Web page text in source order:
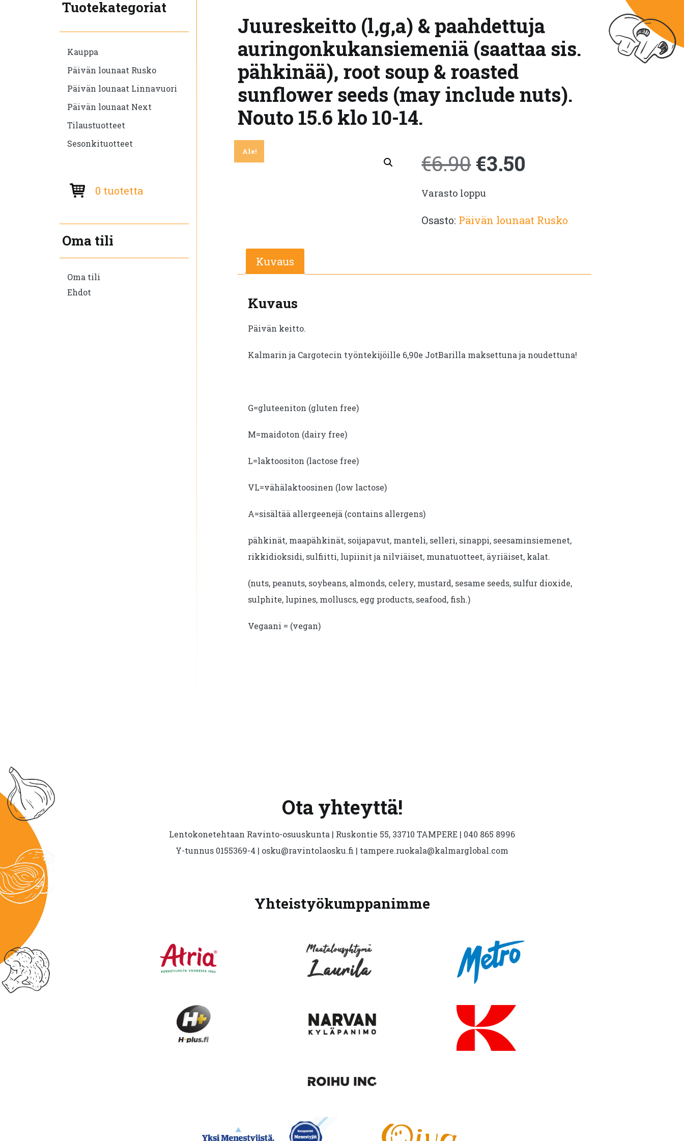
Tuotekategoriat
Kauppa
Päivän lounaat Rusko
Päivän lounaat Linnavuori
Päivän lounaat Next
Tilaustuotteet
Sesonkituotteet
0 tuotetta
Oma tili
Oma tili
Ehdot
Juureskeitto (l,g,a) & paahdettuja
auringonkukansiemeniä (saattaa sis.
pähkinää), root soup & roasted
sunflower seeds (may include nuts).
Nouto 15.6 klo 10-14.
Ale! €6.90Alkuperäinen
hinta
€3.50
Varasto loppu
Osasto: Päivän lounaat Rusko
Kuvaus
Kuvaus
Päivän keitto.
Kalmarin ja Cargotecin työntekijöille 6,90e JotBarilla maksettuna ja noudettuna!
G=gluteeniton (gluten free)
M=maidoton (dairy free)
L=laktoositon (lactose free)
VL=vähälaktoosinen (low lactose)
A=sisältää allergeenejä (contains allergens)
pähkinät, maapähkinät, soijapavut, manteli, selleri, sinappi, seesaminsiemenet,
rikkidioksidi, sulfiitti, lupiinit ja nilviäiset, munatuotteet, äyriäiset, kalat.
(nuts, peanuts, soybeans, almonds, celery, mustard, sesame seeds, sulfur dioxide,
sulphite, lupines, molluscs, egg products, seafood, fish.)
Vegaani = (vegan)
Ota yhteyttä!
Lentokonetehtaan Ravinto-osuuskunta | Ruskontie 55, 33710 TAMPERE | 040 865 8996
Y-tunnus 0155369-4 | osku@ravintolaosku.fi | tampere.ruokala@kalmarglobal.com
Yhteistyökumppanimme